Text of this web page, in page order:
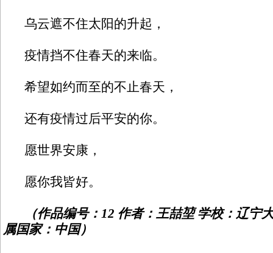
乌云遮不住太阳的升起，
疫情挡不住春天的来临。
希望如约而至的不止春天，
还有疫情过后平安的你。
愿世界安康，
愿你我皆好。
（作品编号：12 作者：王喆堃 学校：辽宁
属国家：中国）